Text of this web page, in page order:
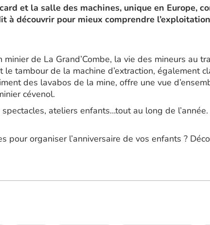
et la salle des machines, unique en Europe,
découvrir pour mieux comprendre
de La Grand’Combe, la vie des mineurs au
tambour de la machine d’extraction, également
des lavabos de la mine, offre une vue
cévenol.
ateliers enfants…tout au long de
pour organiser l’anniversaire de vos enfants ?